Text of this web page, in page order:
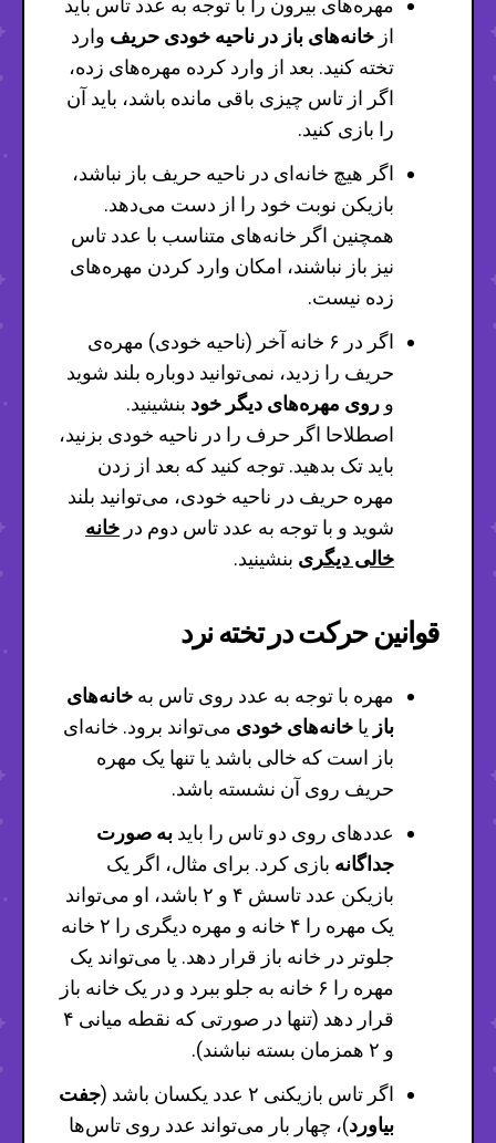
مهره‌های بیرون را با توجه به عدد تاس باید
از خانه‌های باز در ناحیه خودی حریف وارد
تخته کنید. بعد از وارد کرده مهره‌های زده،
اگر از تاس چیزی باقی مانده باشد، باید آن
را بازی کنید.
اگر هیچ خانه‌ای در ناحیه حریف باز نباشد،
بازیکن نوبت خود را از دست می‌دهد.
همچنین اگر خانه‌های متناسب با عدد تاس
نیز باز نباشند، امکان وارد کردن مهره‌های
زده نیست.
اگر در ۶ خانه آخر (ناحیه خودی) مهره‌ی
حریف را زدید، نمی‌توانید دوباره بلند شوید
و روی مهره‌های دیگر خود بنشینید.
اصطلاحا اگر حرف را در ناحیه خودی بزنید،
باید تک بدهید. توجه کنید که بعد از زدن
مهره حریف در ناحیه خودی، می‌توانید بلند
شوید و با توجه به عدد تاس دوم در خانه
خالی دیگری بنشینید.
قوانین حرکت در تخته نرد
مهره با توجه به عدد روی تاس به خانه‌های
باز یا خانه‌های خودی می‌تواند برود. خانه‌ای
باز است که خالی باشد یا تنها یک مهره
حریف روی آن نشسته باشد.
عددهای روی دو تاس را باید به صورت
جداگانه بازی کرد. برای مثال، اگر یک
بازیکن عدد تاسش ۴ و ۲ باشد، او می‌تواند
یک مهره را ۴ خانه و مهره دیگری را ۲ خانه
جلوتر در خانه باز قرار دهد. یا می‌تواند یک
مهره را ۶ خانه به جلو ببرد و در یک خانه باز
قرار دهد (تنها در صورتی که نقطه میانی ۴
و ۲ همزمان بسته نباشند).
اگر تاس بازیکنی ۲ عدد یکسان باشد (
جفت
بیاورد)، چهار بار می‌تواند عدد روی تاس‌ها